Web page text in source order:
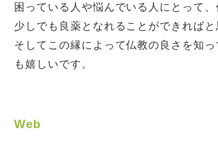
困っている人や悩んでいる人にとって
少しでも良薬となれることができればと
そしてこの縁によって仏教の良さを知
も嬉しいです。
Web